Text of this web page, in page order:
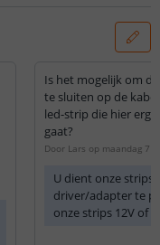
Is het mogelijk om
te sluiten op de
led-strip die hier erg
gaat?
Door Lars op maandag 7
U dient onze strips
driver/adapter te
onze strips 12V of